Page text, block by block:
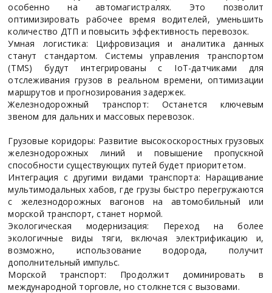
особенно на автомагистралях. Это позволит
оптимизировать рабочее время водителей, уменьшить
количество ДТП и повысить эффективность перевозок.
Умная логистика: Цифровизация и аналитика данных
станут стандартом. Системы управления транспортом
(TMS) будут интегрированы с IoT-датчиками для
отслеживания грузов в реальном времени, оптимизации
маршрутов и прогнозирования задержек.
Железнодорожный транспорт: Останется ключевым
звеном для дальних и массовых перевозок.
Грузовые коридоры: Развитие высокоскоростных грузовых
железнодорожных линий и повышение пропускной
способности существующих путей будет приоритетом.
Интеграция с другими видами транспорта: Наращивание
мультимодальных хабов, где грузы быстро перегружаются
с железнодорожных вагонов на автомобильный или
морской транспорт, станет нормой.
Экологическая модернизация: Переход на более
экологичные виды тяги, включая электрификацию и,
возможно, использование водорода, получит
дополнительный импульс.
Морской транспорт: Продолжит доминировать в
международной торговле, но столкнется с вызовами.